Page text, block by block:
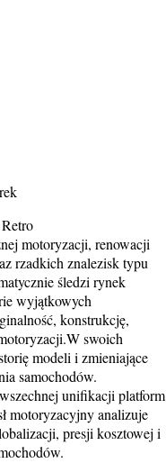
motoryzacji, renowacji
rzadkich znalezisk typu
śledzi rynek
wyjątkowych
konstrukcję,
swoich
modeli i zmieniające
samochodów.
unifikacji platform
motoryzacyjny analizuje
presji kosztowej i